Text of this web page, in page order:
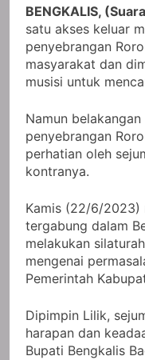
BENGKALIS,
satu akses keluar
penyebrangan
masyarakat dan
musisi untuk
Namun
penyebrangan
perhatian oleh
kontranya.
Kamis (22/6/2023)
tergabung dalam
melakukan
mengenai
Pemerintah
Dipimpin Lilik,
harapan dan
Bupati Bengkalis